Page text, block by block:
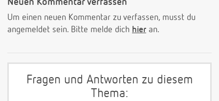
Neuen Kommentar verfassen
Um einen neuen Kommentar zu verfassen, musst du
angemeldet sein. Bitte melde dich hier an.
Fragen und Antworten zu diesem
Thema: